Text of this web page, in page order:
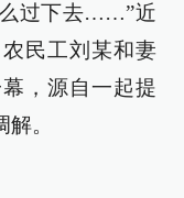
过下去……”近
民工刘某和妻
，源自一起提
。